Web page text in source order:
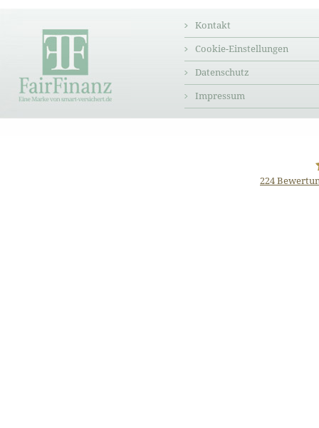
Kontakt
Cookie-Einstellungen
Datenschutz
Impressum
224